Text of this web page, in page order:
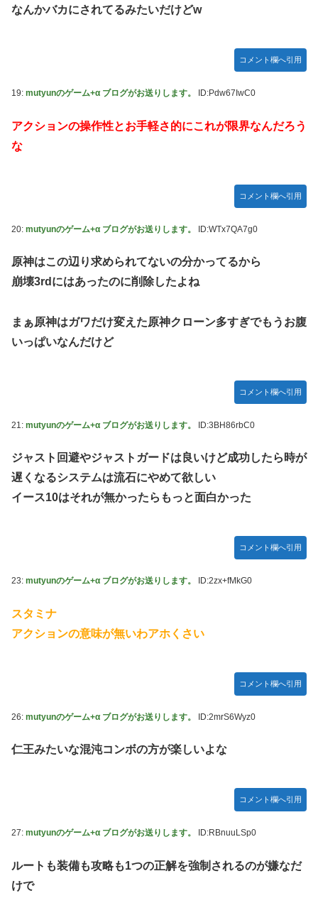
なんかバカにされてるみたいだけどw
コメント欄へ引用
19: mutyunのゲーム+α ブログがお送りします。 ID:Pdw67IwC0
アクションの操作性とお手軽さ的にこれが限界なんだろう
な
コメント欄へ引用
20: mutyunのゲーム+α ブログがお送りします。 ID:WTx7QA7g0
原神はこの辺り求められてないの分かってるから
崩壊3rdにはあったのに削除したよね
まぁ原神はガワだけ変えた原神クローン多すぎでもうお腹
いっぱいなんだけど
コメント欄へ引用
21: mutyunのゲーム+α ブログがお送りします。 ID:3BH86rbC0
ジャスト回避やジャストガードは良いけど成功したら時が
遅くなるシステムは流石にやめて欲しい
イース10はそれが無かったらもっと面白かった
コメント欄へ引用
23: mutyunのゲーム+α ブログがお送りします。 ID:2zx+fMkG0
スタミナ
アクションの意味が無いわアホくさい
コメント欄へ引用
26: mutyunのゲーム+α ブログがお送りします。 ID:2mrS6Wyz0
仁王みたいな混沌コンボの方が楽しいよな
コメント欄へ引用
27: mutyunのゲーム+α ブログがお送りします。 ID:RBnuuLSp0
ルートも装備も攻略も1つの正解を強制されるのが嫌なだ
けで